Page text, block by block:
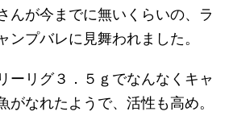
んが今までに無いくらいの、ラ
ンプバレに見舞われました。
ーリグ３．５ｇでなんなくキャ
がなれたようで、活性も高め。